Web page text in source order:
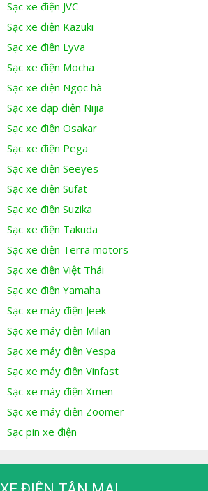
Sạc xe điện JVC
Sạc xe điện Kazuki
Sạc xe điện Lyva
Sạc xe điện Mocha
Sạc xe điện Ngọc hà
Sạc xe đạp điện Nijia
Sạc xe điện Osakar
Sạc xe điện Pega
Sạc xe điện Seeyes
Sạc xe điện Sufat
Sạc xe điện Suzika
Sạc xe điện Takuda
Sạc xe điện Terra motors
Sạc xe điện Việt Thái
Sạc xe điện Yamaha
Sạc xe máy điện Jeek
Sạc xe máy điện Milan
Sạc xe máy điện Vespa
Sạc xe máy điện Vinfast
Sạc xe máy điện Xmen
Sạc xe máy điện Zoomer
Sạc pin xe điện